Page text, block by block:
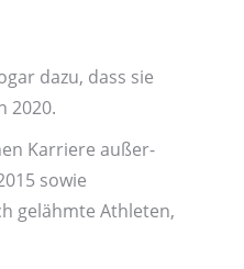
dazu, dass sie
2020.
Karriere außer­
sowie
gelähmte Athleten,